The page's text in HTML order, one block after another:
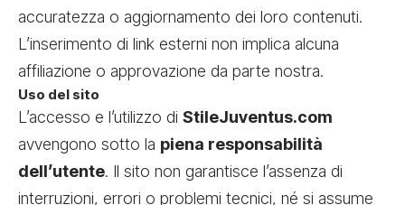
accuratezza o aggiornamento dei loro contenuti.
L’inserimento di link esterni non implica alcuna
affiliazione o approvazione da parte nostra.
Uso del sito
L’accesso e l’utilizzo di StileJuventus.com
avvengono sotto la piena responsabilità
dell’utente. Il sito non garantisce l’assenza di
interruzioni, errori o problemi tecnici, né si assume